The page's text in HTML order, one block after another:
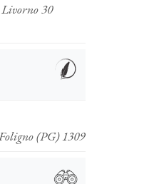
30
(PG) 1309